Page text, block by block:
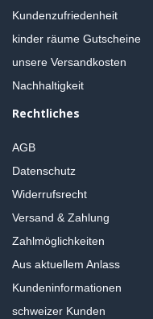
Kundenzufriedenheit
kinder räume Gutscheine
unsere Versandkosten
Nachhaltigkeit
Rechtliches
AGB
Datenschutz
Widerrufsrecht
Versand & Zahlung
Zahlmöglichkeiten
Aus aktuellem Anlass
Kundeninformationen
schweizer Kunden